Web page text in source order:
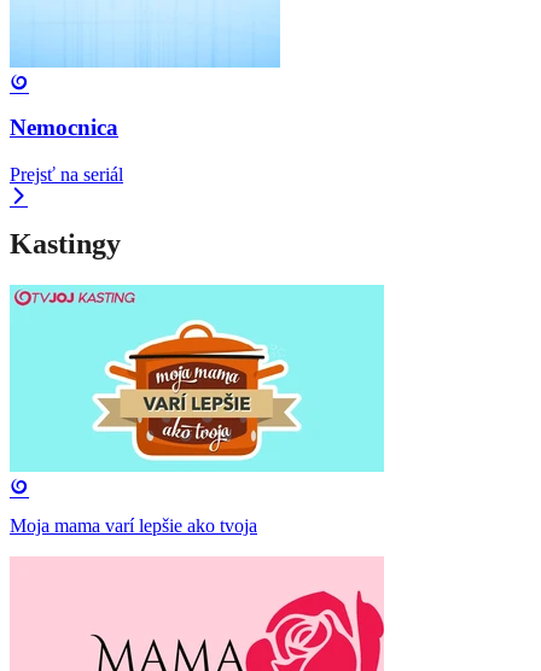
Nemocnica
Prejsť na seriál
Kastingy
Moja mama varí lepšie ako tvoja